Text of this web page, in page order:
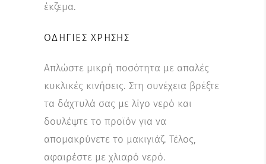
έκζεμα.
ΟΔΗΓΊΕΣ ΧΡΉΣΗΣ
Απλώστε μικρή ποσότητα με απαλές
κυκλικές κινήσεις. Στη συνέχεια βρέξτε
τα δάχτυλά σας με λίγο νερό και
δουλέψτε το προϊόν για να
απομακρύνετε το μακιγιάζ. Τέλος,
αφαιρέστε με χλιαρό νερό.